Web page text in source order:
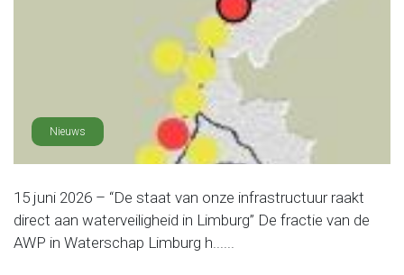
Nieuws
15 juni 2026 – “De staat van onze infrastructuur raakt
direct aan waterveiligheid in Limburg” De fractie van de
AWP in Waterschap Limburg h......